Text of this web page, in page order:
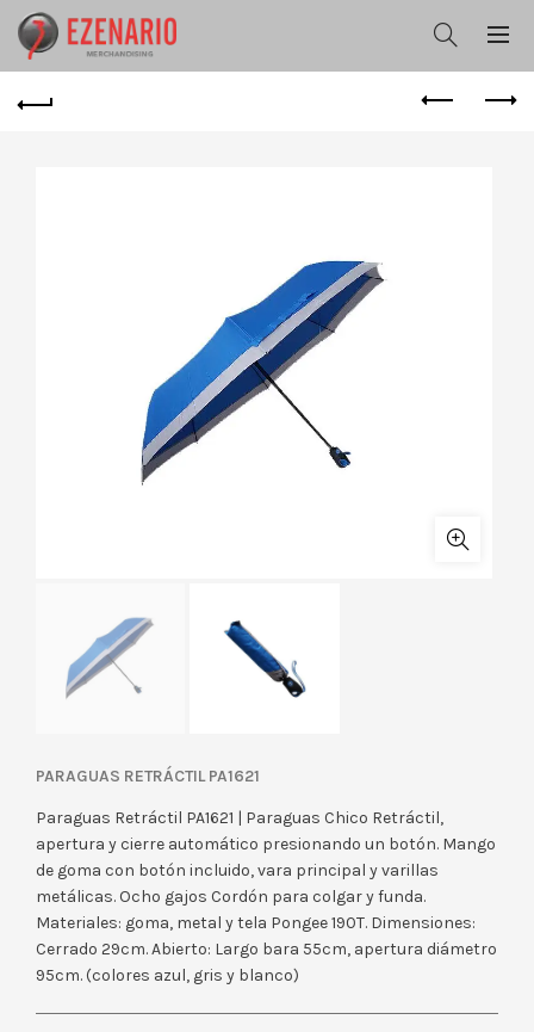
PARAGUAS RETRÁCTIL PA1621
Paraguas Retráctil PA1621 | Paraguas Chico Retráctil,
apertura y cierre automático presionando un botón. Mango
de goma con botón incluido, vara principal y varillas
metálicas. Ocho gajos Cordón para colgar y funda.
Materiales: goma, metal y tela Pongee 190T. Dimensiones:
Cerrado 29cm. Abierto: Largo bara 55cm, apertura diámetro
95cm. (colores azul, gris y blanco)